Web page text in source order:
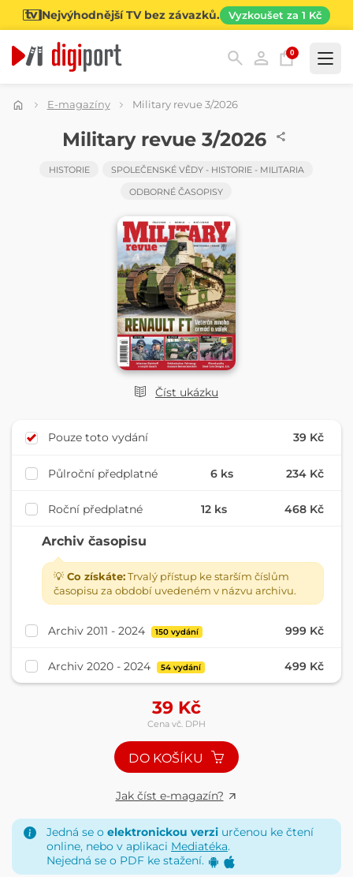
Nejvýhodnější TV bez závazků. Vyzkoušet za 1 Kč
0
Kategorie
E-magazíny Military revue 3/2026
Číst ukázku
Military revue 3/2026
HISTORIE
SPOLEČENSKÉ VĚDY - HISTORIE - MILITARIA
ODBORNÉ ČASOPISY
Pouze toto vydání 39 Kč
Půlroční předplatné 6 ks 234 Kč
Roční předplatné 12 ks 468 Kč
Archiv časopisu
💡 Co získáte:Trvalý přístup ke starším číslům
časopisu za období uvedeném v názvu archivu.
Archiv 2011 - 2024 150 vydání 999 Kč
Archiv 2020 - 2024 54 vydání 499 Kč
39 Kč
Cena vč. DPH
DO KOŠÍKU
Jak číst e-magazín?
Jedná se o elektronickou verzi určenou ke čtení
online, nebo v aplikaci Mediatéka.
Nejedná se o PDF ke stažení.